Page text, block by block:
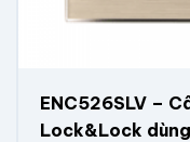
ENC526SLV –
Lock&Lock